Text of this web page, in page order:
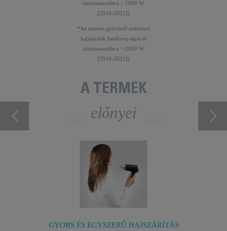
összehasonlítva > 2000 W
[2016-2021])
*Az azonos gyártótól származó
hajszárítók hatékonyságával
összehasonlítva > 2000 W
[2016-2021])
A TERMÉK
előnyei
GYORS ÉS EGYSZERŰ HAJSZÁRÍTÁS